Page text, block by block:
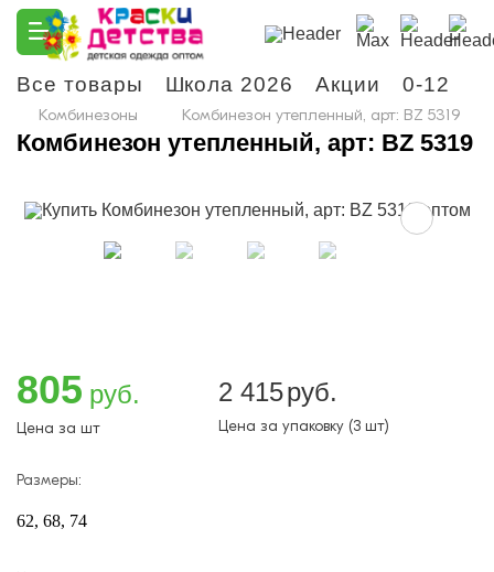
Все товары Школа 2026 Акции 0-12
Комбинезоны Комбинезон утепленный, арт: BZ 5319
Комбинезон утепленный, арт: BZ 5319
805 руб.
Цена за шт
2 415руб.
Цена за упаковку (3 шт)
Размеры:
62 68 74